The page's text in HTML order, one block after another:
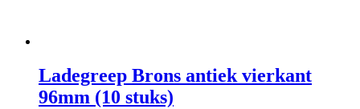
Ladegreep Brons antiek vierkant
96mm (10 stuks)